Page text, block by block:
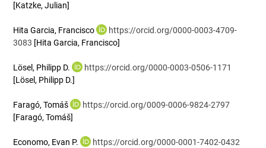
[Katzke, Julian]
Hita Garcia, Francisco
https://orcid.org/0000-0003-4709-
3083 [Hita Garcia, Francisco]
Lösel, Philipp D.
https://orcid.org/0000-0003-0506-1171
[Lösel, Philipp D.]
Faragó, Tomáš
https://orcid.org/0009-0006-9824-2797
[Faragó, Tomáš]
Economo, Evan P.
https://orcid.org/0000-0001-7402-0432